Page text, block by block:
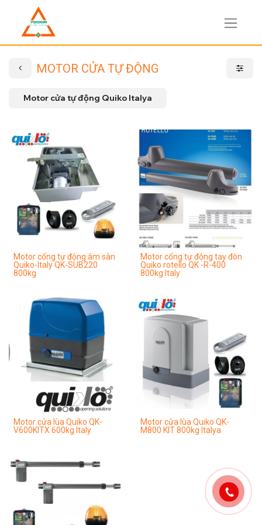
MOTOR CỬA TỰ ĐỘNG
Motor cửa tự động Quiko Italya
Motor cổng tự động âm sàn
Quiko-Italy QK-SUB220
800kg
Motor cổng tự động tay đòn
Quiko rotello QK -R-400
800kg Italy
Motor cửa lùa Quiko QK-
V600KITX 600kg Italy
Motor cửa lùa Quiko QK-
M800 KIT 800kg Italya